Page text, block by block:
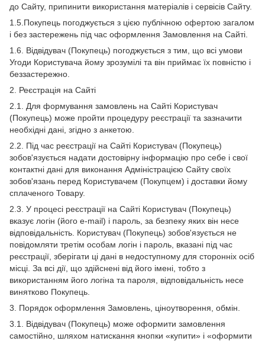
до Сайту, припинити використання матеріалів і сервісів Сайту.
1.5.Покупець погоджується з цією публічною офертою загалом
і без застережень під час оформлення Замовлення на Сайті.
1.6. Відвідувач (Покупець) погоджується з тим, що всі умови
Угоди Користувача йому зрозумілі та він приймає їх повністю і
беззастережно.
2. Реєстрація на Сайті
2.1. Для формування замовлень на Сайті Користувач
(Покупець) може пройти процедуру реєстрації та зазначити
необхідні дані, згідно з анкетою.
2.2. Під час реєстрації на Сайті Користувач (Покупець)
зобов'язується надати достовірну інформацію про себе і свої
контактні дані для виконання Адміністрацією Сайту своїх
зобов'язань перед Користувачем (Покупцем) і доставки йому
сплаченого Товару.
2.3. У процесі реєстрації на Сайті Користувач (Покупець)
вказує логін (його e-mail) і пароль, за безпеку яких він несе
відповідальність. Користувач (Покупець) зобов'язується не
повідомляти третім особам логін і пароль, вказані під час
реєстрації, зберігати ці дані в недоступному для сторонніх осіб
місці. За всі дії, що здійснені від його імені, тобто з
використанням його логіна та пароля, відповідальність несе
винятково Покупець.
3. Порядок оформлення Замовлень, ціноутворення, обмін.
3.1. Відвідувач (Покупець) може оформити замовлення
самостійно, шляхом натискання кнопки «купити» і «оформити